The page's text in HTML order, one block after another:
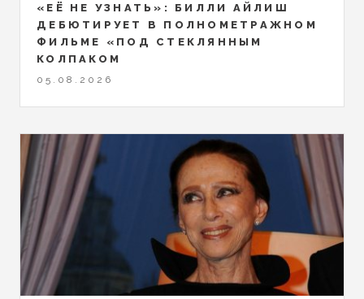
«ЕЁ НЕ УЗНАТЬ»: БИЛЛИ АЙЛИШ
ДЕБЮТИРУЕТ В ПОЛНОМЕТРАЖНОМ
ФИЛЬМЕ «ПОД СТЕКЛЯННЫМ
КОЛПАКОМ
05.08.2026